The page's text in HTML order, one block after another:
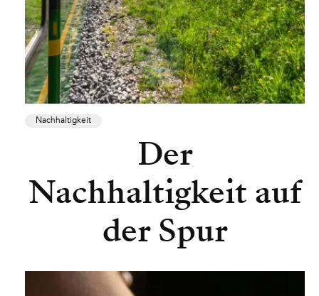
Nachhaltigkeit
Der
Nachhaltigkeit auf
der Spur